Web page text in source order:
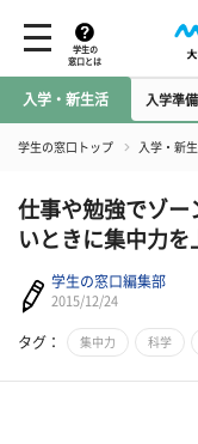
学生の
窓口とは
入学・新生活 入学準
学生の窓口トップ 入学・新
仕事や勉強でゾー
いときに集中力を
学生の窓口編集部
2015/12/24
タグ： 集中力 科学